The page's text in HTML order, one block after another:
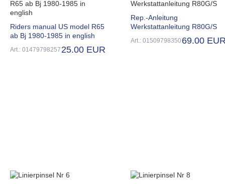
Riders manual US model R65
ab Bj 1980-1985 in english
Art.: 01479798257 25.00 EUR
Rep.-Anleitung
Werkstattanleitung R80G/S
Art.: 01509798350 69.00